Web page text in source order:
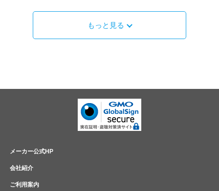
もっと見る
メーカー公式HP
会社紹介
ご利用案内